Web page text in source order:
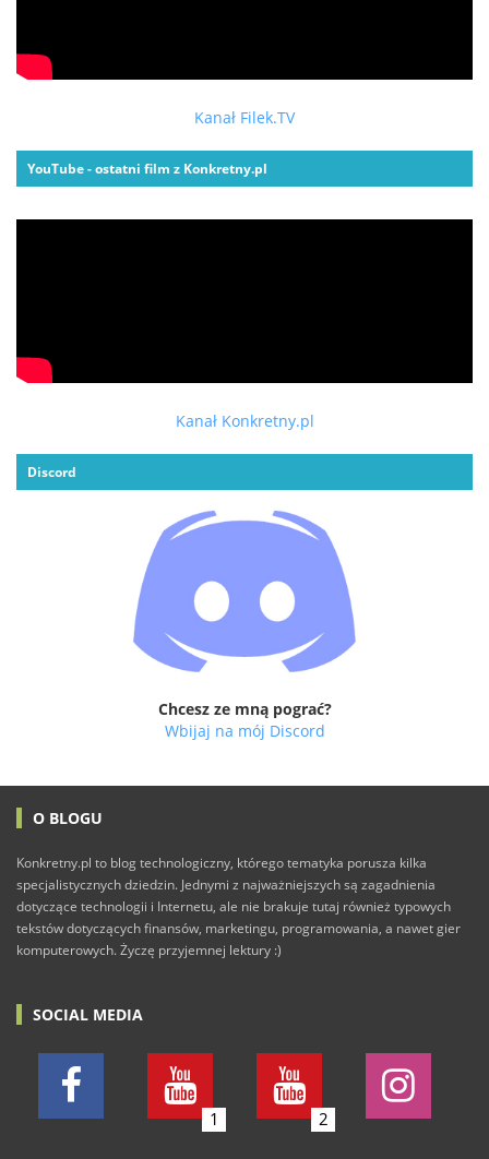
Kanał Filek.TV
YouTube - ostatni film z Konkretny.pl
Kanał Konkretny.pl
Discord
Chcesz ze mną pograć?
Wbijaj na mój Discord
O BLOGU
Konkretny.pl to blog technologiczny, którego tematyka porusza kilka
specjalistycznych dziedzin. Jednymi z najważniejszych są zagadnienia
dotyczące technologii i Internetu, ale nie brakuje tutaj również typowych
tekstów dotyczących finansów, marketingu, programowania, a nawet gier
komputerowych. Życzę przyjemnej lektury :)
SOCIAL MEDIA
1 2